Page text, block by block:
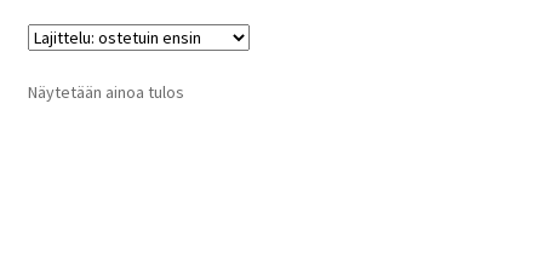
Mainosteippaukset & teippausten poisto
Muovitarrat & tulostetut tarrat
Näytetään ainoa tulos